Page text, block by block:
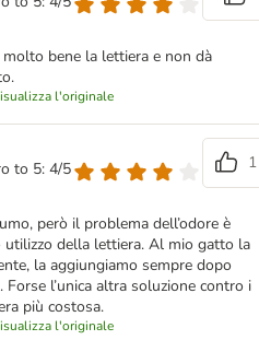
bene la lettiera e non dà
l'originale
to 5: 4/5
1
però il problema dell’odore è
della lettiera. Al mio gatto la
la aggiungiamo sempre dopo
l’unica altra soluzione contro i
più costosa.
l'originale